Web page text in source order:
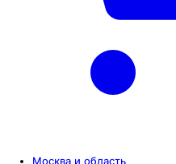
Москва и область